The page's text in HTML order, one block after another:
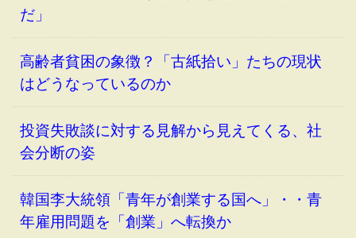
だ」
高齢者貧困の象徴？「古紙拾い」たちの現状
はどうなっているのか
投資失敗談に対する見解から見えてくる、社
会分断の姿
韓国李大統領「青年が創業する国へ」・・青
年雇用問題を「創業」へ転換か